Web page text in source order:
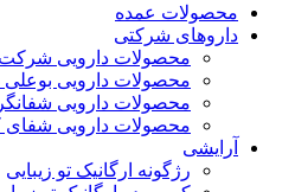
محصولات عمده
داروهای شرکتی
محصولات دارویی شرکت
محصولات دارویی بوعلی
محصولات دارویی
محصولات دارویی شفای
آرایشی
رژگونه ارگانیک تو زیبایی